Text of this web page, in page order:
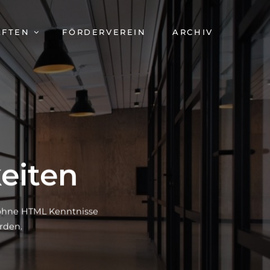
FÖRDERVEREIN ARCHIV
HTML Kenntnisse